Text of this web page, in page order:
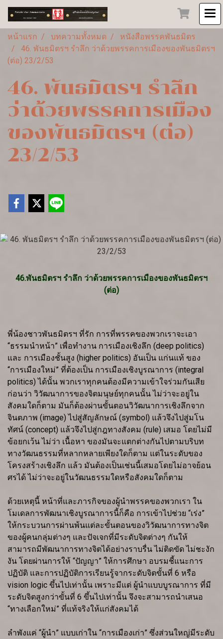
หน้าแรก บทความทั้งหมด
หนังสือพรรคพันธมิตร
46. พันธมิตรฯ รำลึก ว่าด้วยพรรคการเมืองของพันธมิตรฯ
(ต่อ) 23/2/53
46. พันธมิตรฯ รำลึก
ว่าด้วยพรรคการเมือง
ของพันธมิตรฯ (ต่อ)
23/2/53
46.พันธมิตรฯ รำลึก ว่าด้วยพรรคการเมืองของพันธมิตรฯ
(ต่อ)
พี่น้องชาวพันธมิตรฯ ที่รัก การที่พรรคของพวกเราจะเอา
“ธรรมนำหน้า” เพื่อทำงาน การเมืองเชิงลึก (deep politics)
และ การเมืองชั้นสูง (higher politics) อันเป็น แก่นแท้ ของ
“การเมืองใหม่” ที่ต้องเป็น การเมืองเชิงบูรณาการ (integral
politics) ได้นั้น พวกเราทุกคนต้องมีความเข้าใจร่วมกันเสีย
ก่อนว่า วิวัฒนาการของจิตมนุษย์ทุกคนนั้น ไม่ว่าจะอยู่ใน
สังคมใดก็ตาม มันก็ต้องผ่านขั้นตอนวิวัฒนาการเชิงลึกจาก
จินตภาพ (image) ไปสู่สัญลักษณ์ (symbol) แล้วจึงไปสู่มโน
ทัศน์ (concept) แล้วจึงไปสู่กฎทางสังคม (rule) เสมอ โดยไม่มี
ข้อยกเว้น ไม่ว่า เนื้อหา ของมันจะแตกต่างกันไปตามบริบท
ทางวัฒนธรรมที่หลากหลายเพียงใดก็ตาม แต่ในระดับของ
โครงสร้างเชิงลึก แล้ว มันต้องเป็นเช่นนี้เสมอโดยไม่อาจย้อน
ศรได้ ไม่ว่าจะอยู่ในวัฒนธรรมใดหรือสังคมใดก็ตาม
ด้วยเหตุนี้ หน้าที่และภารกิจของผู้นำพรรคของพวกเรา ใน
โมเดลการพัฒนาเชิงบูรณาการนี้ก็คือ การเข้าไปช่วย “เร่ง”
ให้กระบวนการผ่านพ้นแต่ละขั้นตอนของวิวัฒนาการทางจิต
ของผู้คนกลุ่มต่างๆ และปัจเจกที่มีระดับจิตต่างๆ กันให้
สามารถมีพัฒนาการทางจิตได้อย่างราบรื่น ไม่ติดขัด ไม่ชะงัก
งัน โดยผ่านการให้ “ปัญญา” ให้การศึกษา อบรมชี้แนะการ
ปฏิบัติ และการปฏิบัติการเรียนรู้จากระดับจิตขั้นที่ 6 หรือ
vision logic ขึ้นไปเท่านั้น เพราะมีแต่ ผู้นำแบบบูรณาการ ที่มี
ระดับจิตสูงกว่าขั้นที่ 6 ขึ้นไปเท่านั้น จึงจะสามารถนำเสนอ
“ทางเลือกใหม่” ที่แท้จริงให้แก่สังคมได้
ลำพังแค่ “ผู้นำ” แบบเก่าใน “การเมืองเก่า” ซึ่งส่วนใหญ่มีระดับ